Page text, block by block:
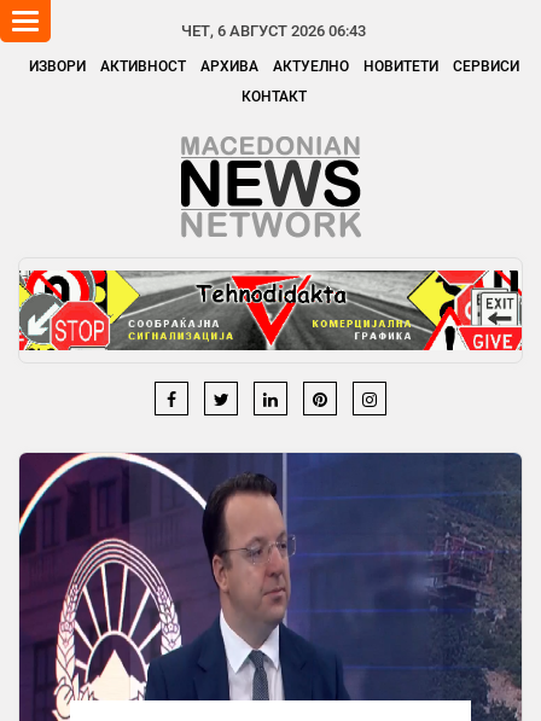
ЧЕТ, 6 АВГУСТ 2026 06:43
ИЗВОРИ АКТИВНОСТ АРХИВА АКТУЕЛНО НОВИТЕТИ
СЕРВИСИ
КОНТАКТ
Toggle
navigation